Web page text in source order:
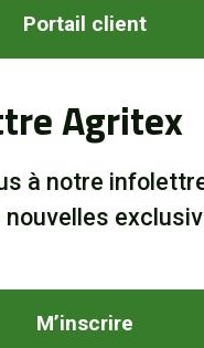
Portail client
Agritex
à notre
M’inscrire